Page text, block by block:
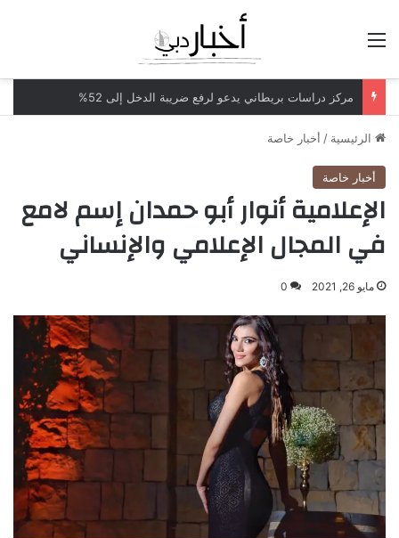
مركز دراسات بريطاني يدعو لرفع ضريبة الدخل إلى 52%
الرئيسية / أخبار خاصة
أخبار خاصة
الإعلامية أنوار أبو حمدان إسم لامع
في المجال الإعلامي والإنساني
مايو 26, 2021 0